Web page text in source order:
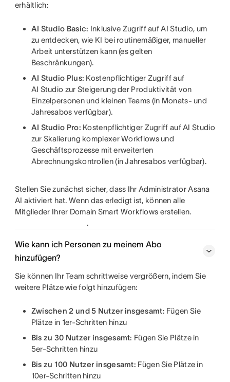
erhältlich:
AI Studio Basic: Inklusive Zugriff auf AI Studio, um
zu entdecken, wie KI bei routinemäßiger, manueller
Arbeit unterstützen kann (es gelten
Beschränkungen).
AI Studio Plus: Kostenpflichtiger Zugriff auf
AI Studio zur Steigerung der Produktivität von
Einzelpersonen und kleinen Teams (in Monats- und
Jahresabos verfügbar).
AI Studio Pro: Kostenpflichtiger Zugriff auf AI Studio
zur Skalierung komplexer Workflows und
Geschäftsprozesse mit erweiterten
Abrechnungskontrollen (in Jahresabos verfügbar).
Stellen Sie zunächst sicher, dass Ihr Administrator Asana
AI aktiviert hat. Wenn das erledigt ist, können alle
Mitglieder Ihrer Domain Smart Workflows erstellen.
.
Wie kann ich Personen zu meinem Abo
hinzufügen?
Sie können Ihr Team schrittweise vergrößern, indem Sie
weitere Plätze wie folgt hinzufügen:
Zwischen 2 und 5 Nutzer insgesamt: Fügen Sie
Plätze in 1er-Schritten hinzu
Bis zu 30 Nutzer insgesamt: Fügen Sie Plätze in
5er-Schritten hinzu
Bis zu 100 Nutzer insgesamt: Fügen Sie Plätze in
10er-Schritten hinzu